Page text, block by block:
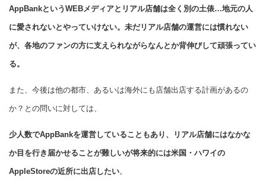
AppBankというWEBメディアとリアル店舗は全く別の土俵…地元の人
に愛されないとやっていけない。未だリアル店舗の運営には慣れない
が、各地のファンの方に支えられながらなんとか背伸びして頑張ってい
る。
また、今後は他の都市、あるいは海外にも店舗出店する計画があるの
か？との問いに対しては、
少人数でAppBankを運営していることもあり、リアル店舗にはなかな
か目を行き届かせることが難しいが将来的には米国・ハワイの
AppleStoreの近所に出店したい。